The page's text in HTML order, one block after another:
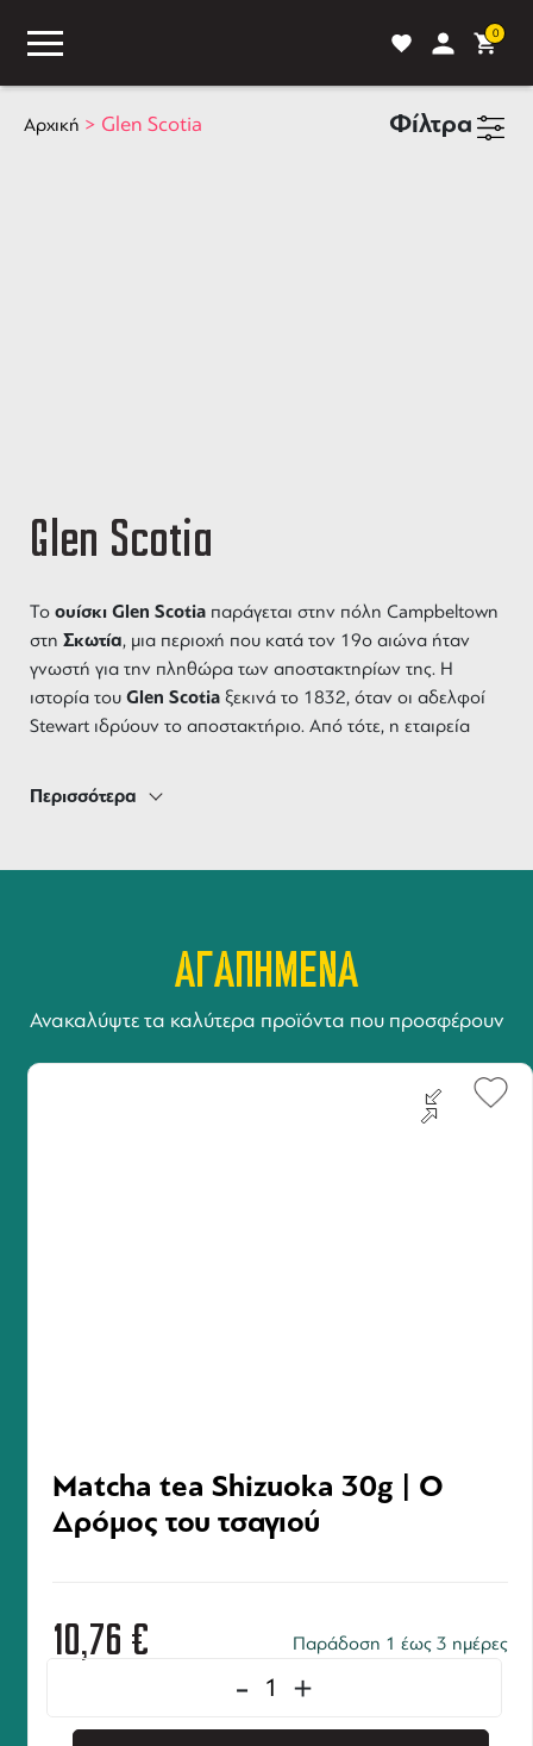
0
Αρχική > Glen Scotia Φίλτρα
Glen Scotia
Το ουίσκι Glen Scotiaπαράγεται στην πόλη Campbeltown
στη Σκωτία, μια περιοχή που κατά τον 19ο αιώνα ήταν
γνωστή για την πληθώρα των αποστακτηρίων της. Η
ιστορία του Glen Scotiaξεκινά το 1832, όταν οι αδελφοί
Stewart ιδρύουν το αποστακτήριο. Από τότε, η εταιρεία
αλλά σήμερα ανήκει στο
υψηλής ποιότητας ουίσκιτην κράτησε ζωντανή
λίγα αποστακτήρια που εξακολουθούν να λειτουργούν στην
Περισσότερα
ΑΓΑΠΗΜΕΝΑ
Ανακαλύψτε τα καλύτερα προϊόντα που προσφέρουν
Matcha tea Shizuoka 30g | Ο
Δρόμος του τσαγιού
10,76 € Παράδοση 1 έως 3 ημέρες
- +